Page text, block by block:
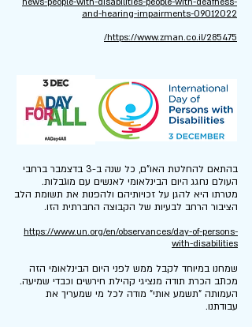
and-hearing-impairments-09012022
https://www.zman.co.il/285475/
בהתאם להחלטת האו"ם, כל שנה ב-3 בדצמבר ברחבי
העולם נחגג היום הבינלאומי לאנשים עם מוגבלות.
מטרתו היא להגן על זכויותיהם ולהפנות את תשומת הלב
הציבור הרחב לבעיות של הקבוצה החברתית הזו.
https://www.un.org/en/observances/day-of-persons-
with-disabilities
שמחנו במיוחד לקבל ממש לפני היום הבינלאומי הזה
מכתב הכרת תודה מנציגי קהילת חירשים וכבדי שמיעה.
העמותה "תשמע אותי" מודה לכל מי שמעריך את
עבודתנו.